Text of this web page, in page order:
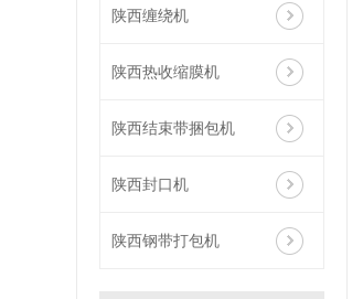
陕西缠绕机
陕西热收缩膜机
陕西结束带捆包机
陕西封口机
陕西钢带打包机